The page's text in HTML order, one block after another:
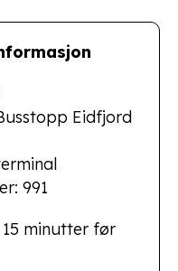
Eidfjord
991
15 minutter før